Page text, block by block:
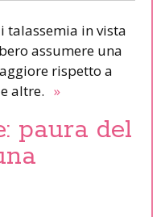
talassemia in vista
assumere una
rispetto a
altre. »
paura del